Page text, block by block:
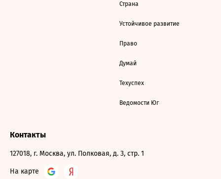
Страна
Устойчивое развитие
Право
Думай
Техуспех
Ведомости Юг
Контакты
127018, г. Москва, ул. Полковая, д. 3, стр. 1
На карте